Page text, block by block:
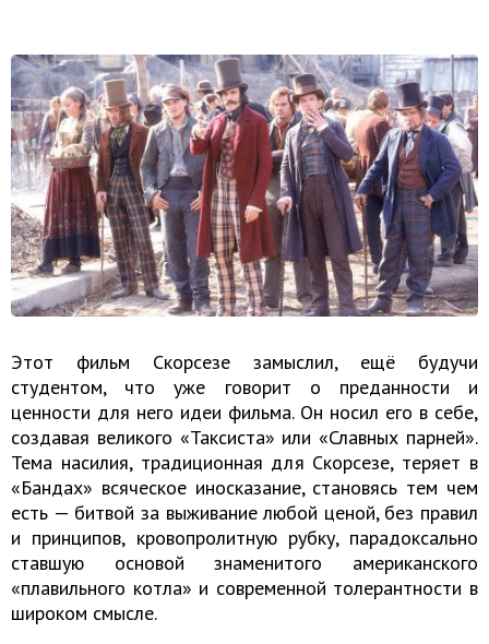
Этот фильм Скорсезе замыслил, ещё будучи
студентом, что уже говорит о преданности и
ценности для него идеи фильма. Он носил его в себе,
создавая великого «Таксиста» или «Славных парней».
Тема насилия, традиционная для Скорсезе, теряет в
«Бандах» всяческое иносказание, становясь тем чем
есть — битвой за выживание любой ценой, без правил
и принципов, кровопролитную рубку, парадоксально
ставшую основой знаменитого американского
«плавильного котла» и современной толерантности в
широком смысле.